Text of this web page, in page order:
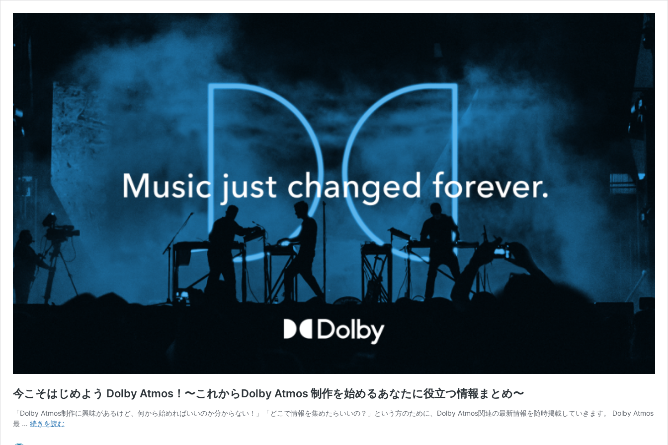
今こそはじめよう Dolby Atmos！〜これからDolby Atmos 制作を始めるあなたに役立つ情報まとめ〜
「Dolby Atmos制作に興味があるけど、何から始めればいいのか分からない！」「どこで情報を集めたらいいの？」という方のために、Dolby Atmos関連の最新情報を随時掲載していきます。 Dolby Atmos
最 … 続きを読む今